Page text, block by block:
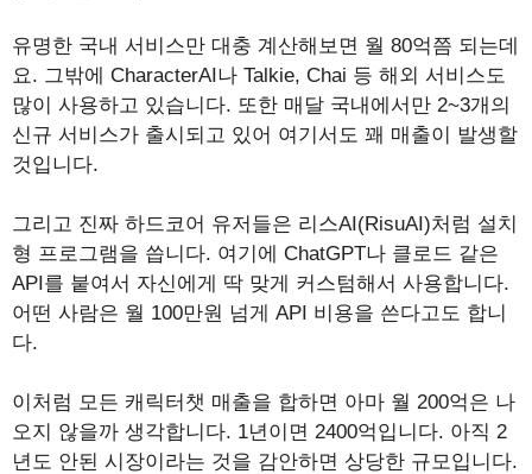
유명한 국내 서비스만 대충 계산해보면 월 80억쯤 되는데
요. 그밖에 CharacterAI나 Talkie, Chai 등 해외 서비스도
많이 사용하고 있습니다. 또한 매달 국내에서만 2~3개의
신규 서비스가 출시되고 있어 여기서도 꽤 매출이 발생할
것입니다.
그리고 진짜 하드코어 유저들은 리스AI(RisuAI)처럼 설치
형 프로그램을 씁니다. 여기에 ChatGPT나 클로드 같은
API를 붙여서 자신에게 딱 맞게 커스텀해서 사용합니다.
어떤 사람은 월 100만원 넘게 API 비용을 쓴다고도 합니
다.
이처럼 모든 캐릭터챗 매출을 합하면 아마 월 200억은 나
오지 않을까 생각합니다. 1년이면 2400억입니다. 아직 2
년도 안된 시장이라는 것을 감안하면 상당한 규모입니다.